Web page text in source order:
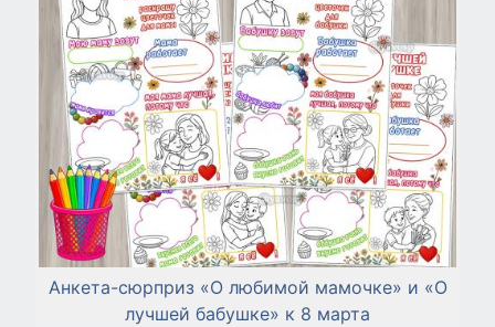
Анкета-сюрприз «О любимой мамочке» и «О
лучшей бабушке» к 8 марта